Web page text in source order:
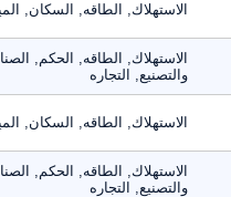
الاستهلاك, الطاقه, السكان, المياه
الاستهلاك, الطاقه, الحكم, الصناعة
والتصنيع, التجاره
الاستهلاك, الطاقه, السكان, المياه
الاستهلاك, الطاقه, الحكم, الصناعة
والتصنيع, التجاره